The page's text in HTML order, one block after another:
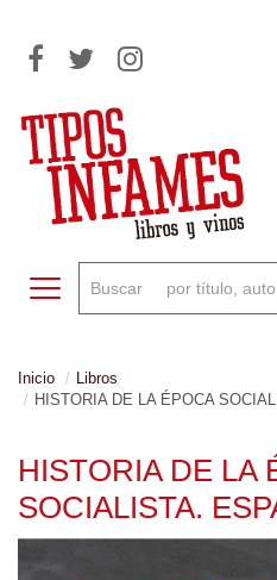
Toggle navigation
Inicio
Libros
HISTORIA DE LA ÉPOCA
HISTORIA DE LA
SOCIALISTA.